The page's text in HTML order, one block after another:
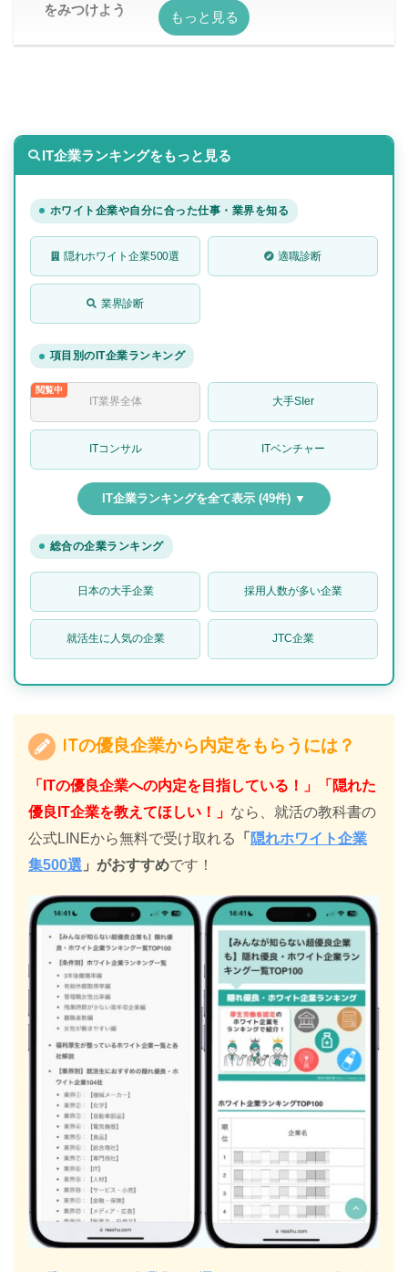
をみつけよう
IT企業ランキングをもっと見る
ホワイト企業や自分に合った仕事・業界を知る
隠れホワイト企業500選 適職診断
業界診断
項目別のIT企業ランキング
IT業界全体 大手SIer
ITコンサル ITベンチャー
IT企業ランキングを全て表示 (49件) ▼
総合の企業ランキング
日本の大手企業 採用人数が多い企業
就活生に人気の企業 JTC企業
ITの優良企業から内定をもらうには？
「ITの優良企業への内定を目指している！」「隠れた
優良IT企業を教えてほしい！」 なら、就活の教科書の
公式LINEから無料で受け取れる
「 隠れホワイト企業
集500選 」がおすすめです！